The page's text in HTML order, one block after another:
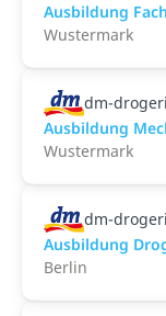
Ausbildung
Wustermark
dm-
Ausbildung
Wustermark
dm-
Ausbildung
Berlin